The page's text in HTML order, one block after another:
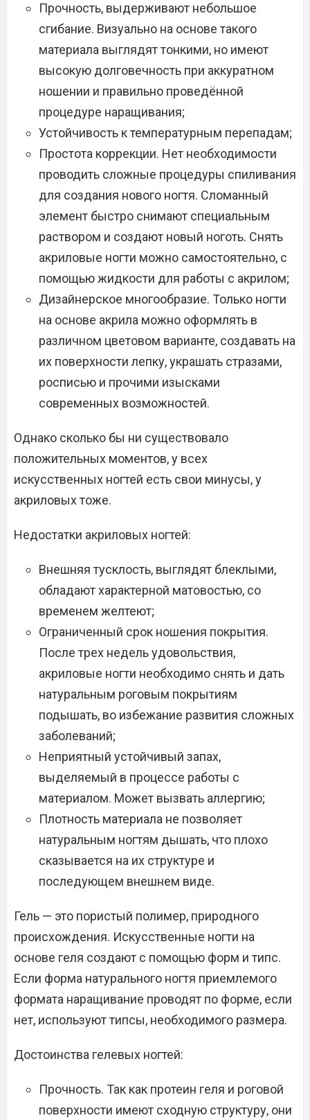
Прочность, выдерживают небольшое
сгибание. Визуально на основе такого
материала выглядят тонкими, но имеют
высокую долговечность при аккуратном
ношении и правильно проведённой
процедуре наращивания;
Устойчивость к температурным перепадам;
Простота коррекции. Нет необходимости
проводить сложные процедуры спиливания
для создания нового ногтя. Сломанный
элемент быстро снимают специальным
раствором и создают новый ноготь. Снять
акриловые ногти можно самостоятельно, с
помощью жидкости для работы с акрилом;
Дизайнерское многообразие. Только ногти
на основе акрила можно оформлять в
различном цветовом варианте, создавать на
их поверхности лепку, украшать стразами,
росписью и прочими изысками
современных возможностей.
Однако сколько бы ни существовало
положительных моментов, у всех
искусственных ногтей есть свои минусы, у
акриловых тоже.
Недостатки акриловых ногтей:
Внешняя тусклость, выглядят блеклыми,
обладают характерной матовостью, со
временем желтеют;
Ограниченный срок ношения покрытия.
После трех недель удовольствия,
акриловые ногти необходимо снять и дать
натуральным роговым покрытиям
подышать, во избежание развития сложных
заболеваний;
Неприятный устойчивый запах,
выделяемый в процессе работы с
материалом. Может вызвать аллергию;
Плотность материала не позволяет
натуральным ногтям дышать, что плохо
сказывается на их структуре и
последующем внешнем виде.
Гель — это пористый полимер, природного
происхождения. Искусственные ногти на
основе геля создают с помощью форм и типс.
Если форма натурального ногтя приемлемого
формата наращивание проводят по форме, если
нет, используют типсы, необходимого размера.
Достоинства гелевых ногтей:
Прочность. Так как протеин геля и роговой
поверхности имеют сходную структуру, они